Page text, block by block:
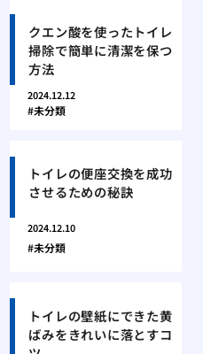
クエン酸を使ったトイレ
掃除で簡単に清潔を保つ
方法
2024.12.12
未分類
トイレの便座交換を成功
させるための秘訣
2024.12.10
未分類
トイレの壁紙にできた黄
ばみをきれいに落とすコ